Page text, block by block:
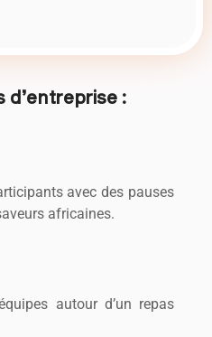
d’entreprise :
avec des pauses
africaines.
autour d’un repas